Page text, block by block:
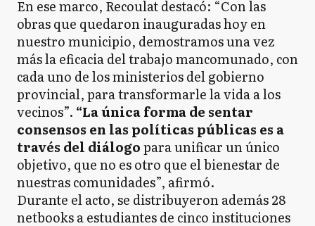
En ese marco, Recoulat destacó: “Con las
obras que quedaron inauguradas hoy en
nuestro municipio, demostramos una vez
más la eficacia del trabajo mancomunado, con
cada uno de los ministerios del gobierno
provincial, para transformarle la vida a los
vecinos”. “La única forma de sentar
consensos en las políticas públicas es a
través del diálogopara unificar un único
objetivo, que no es otro que el bienestar de
nuestras comunidades”, afirmó.
Durante el acto, se distribuyeron además 28
netbooks a estudiantes de cinco instituciones